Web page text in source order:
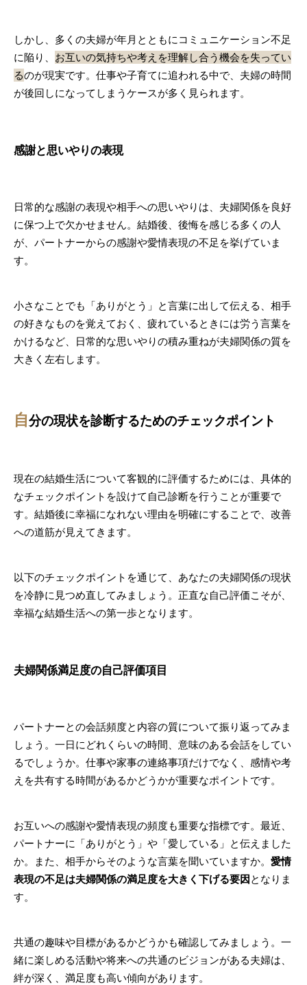
しかし、多くの夫婦が年月とともにコミュニケーション不足
に陥り、 お互いの気持ちや考えを理解し合う機会を失ってい
るのが現実です。仕事や子育てに追われる中で、夫婦の時間
が後回しになってしまうケースが多く見られます。
感謝と思いやりの表現
日常的な感謝の表現や相手への思いやりは、夫婦関係を良好
に保つ上で欠かせません。結婚後、後悔を感じる多くの人
が、パートナーからの感謝や愛情表現の不足を挙げていま
す。
小さなことでも「ありがとう」と言葉に出して伝える、相手
の好きなものを覚えておく、疲れているときには労う言葉を
かけるなど、日常的な思いやりの積み重ねが夫婦関係の質を
大きく左右します。
自分の現状を診断するためのチェックポイント
現在の結婚生活について客観的に評価するためには、具体的
なチェックポイントを設けて自己診断を行うことが重要で
す。結婚後に幸福になれない理由を明確にすることで、改善
への道筋が見えてきます。
以下のチェックポイントを通じて、あなたの夫婦関係の現状
を冷静に見つめ直してみましょう。正直な自己評価こそが、
幸福な結婚生活への第一歩となります。
夫婦関係満足度の自己評価項目
パートナーとの会話頻度と内容の質について振り返ってみま
しょう。一日にどれくらいの時間、意味のある会話をしてい
るでしょうか。仕事や家事の連絡事項だけでなく、感情や考
えを共有する時間があるかどうかが重要なポイントです。
お互いへの感謝や愛情表現の頻度も重要な指標です。最近、
パートナーに「ありがとう」や「愛している」と伝えました
か。また、相手からそのような言葉を聞いていますか。 愛情
表現の不足は夫婦関係の満足度を大きく下げる要因となりま
す。
共通の趣味や目標があるかどうかも確認してみましょう。一
緒に楽しめる活動や将来への共通のビジョンがある夫婦は、
絆が深く、満足度も高い傾向があります。